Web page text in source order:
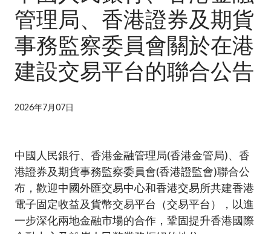
規則及標準
資料庫
管理局、香港證券及期貨
事務監察委員會關於在港
建設交易平台的聯合公告
2026年7月07日
中國人民銀行、香港金融管理局(香港金管局)、香
港證券及期貨事務監察委員會(香港證監會)聯合公
布，歡迎中國外匯交易中心和香港交易所共建香港
電子固定收益及貨幣交易平台（交易平台），以進
一步深化兩地金融市場的合作，鞏固提升香港國際